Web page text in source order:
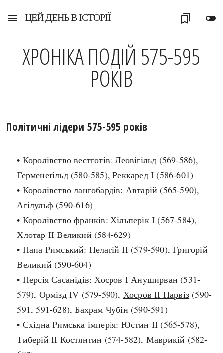
menu ЦЕЙ ДЕНЬ В ІСТОРІЇ toggle_off
bookmarks
search
СЬОГОДНІ
ЗАГОЛОВКИ
ПРАВИЛА ЖИТТЯ
ВИ (НЕ) ЗНАЛИ
ПОДКАСТИ
КРУГЛІ ДАТИ
ФОТОІСТОРІЇ
ХРОНІКА ПОДІЙ 575-595
РОКІВ
Політичні лідери 575-595 років
• Королівство вестготів: Леовігільд (569-586),
Герменеґільд (580-585), Реккаред I (586-601)
• Королівство лангобардів: Автарій (565-590),
Агілульф (590-616)
• Королівство франків: Хільперік I (567-584),
Хлотар II Великий (584-629)
• Папа Римський: Пелагій II (579-590), Григорій
Великий (590-604)
• Персія Сасанідів: Хосров I Ануширван (531-
579), Ормізд IV (579-590), Хосров II Парвіз (590-
591, 591-628), Бахрам Чубін (590-591)
• Східна Римська імперія: Юстин II (565-578),
Тиберій II Костянтин (574-582), Маврикій (582-